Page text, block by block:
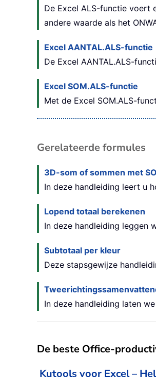
De Excel ALS-functie voert
andere waarde als het
Excel AANTAL.ALS-functie
De Excel AANTAL.ALS-
Excel SOM.ALS-functie
Met de Excel SOM.ALS-
Gerelateerde formules
3D-som of sommen met
In deze handleiding leert u
Lopend totaal berekenen
In deze handleiding leggen
Subtotaal per kleur
Deze stapsgewijze
In deze handleiding laten
De beste Office-
Kutools voor Excel –